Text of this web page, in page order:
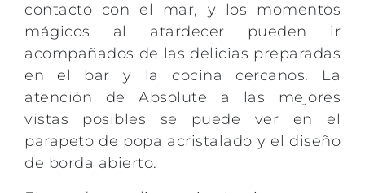
contacto con el mar, y los momentos
mágicos al atardecer pueden ir
acompañados de las delicias preparadas
en el bar y la cocina cercanos. La
atención de Absolute a las mejores
vistas posibles se puede ver en el
parapeto de popa acristalado y el diseño
de borda abierto.